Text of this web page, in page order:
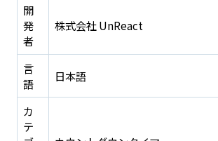
開
発
者
株式会社 UnReact
言
語
日本語
カ
テ